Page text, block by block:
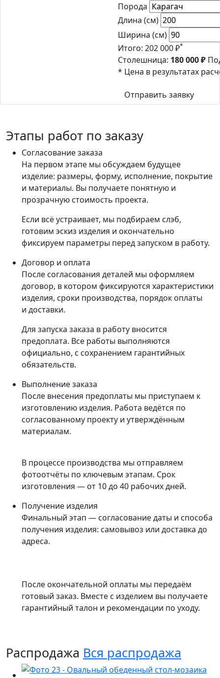
Порода
Длина (см)
Ширина (см)
Итого: 202 000 ₽*
Столешница: 180 000 ₽
* Цена в результатах
Отправить заявку
Этапы работ по заказу
Согласование заказа
На первом этапе мы обсуждаем будущее
изделие: размеры, форму, исполнение, покрытие
и материалы. Вы получаете понятную и
прозрачную стоимость проекта.
Если всё устраивает, мы подбираем слэб,
готовим эскиз изделия и окончательно
фиксируем параметры перед запуском в работу.
Договор и оплата
После согласования деталей мы оформляем
договор, в котором фиксируются характеристики
изделия, сроки производства, порядок оплаты
и доставки.
Для запуска заказа в работу вносится
предоплата. Все работы выполняются
официально, с сохранением гарантийных
обязательств.
Выполнение заказа
После внесения предоплаты мы приступаем к
изготовлению изделия. Работа ведётся по
согласованному проекту и утверждённым
материалам.
В процессе производства мы отправляем
фотоотчёты по ключевым этапам. Срок
изготовления — от 10 до 40 рабочих дней.
Получение изделия
Финальный этап — согласование даты и способа
получения изделия: самовывоз или доставка до
адреса.
После окончательной оплаты мы передаём
готовый заказ. Вместе с изделием вы получаете
гарантийный талон и рекомендации по уходу.
Распродажа Вся распродажа